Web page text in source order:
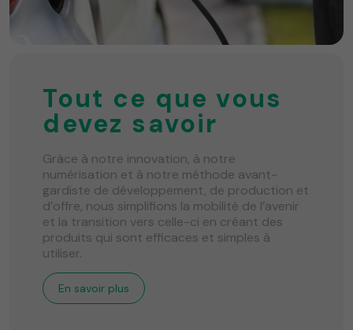
Tout ce que vous
devez savoir
Grâce à notre innovation, à notre
numérisation et à notre méthode avant-
gardiste de développement, de production et
d’offre, nous simplifions la mobilité de l’avenir
et la transition vers celle-ci en créant des
produits qui sont efficaces et simples à
utiliser.
En savoir plus